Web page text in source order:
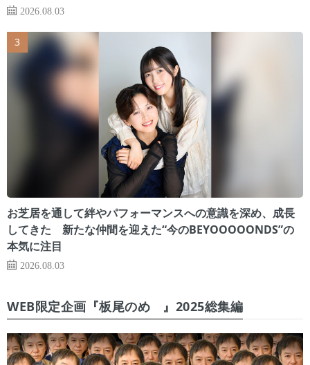
2026.08.03
お芝居を通して絆やパフォーマンスへの意識を深め、成長
してきた 新たな仲間を迎えた“今のBEYOOOOONDS”の
本気に注目
2026.08.03
WEB限定企画『板尾のめ゙』2025総集編